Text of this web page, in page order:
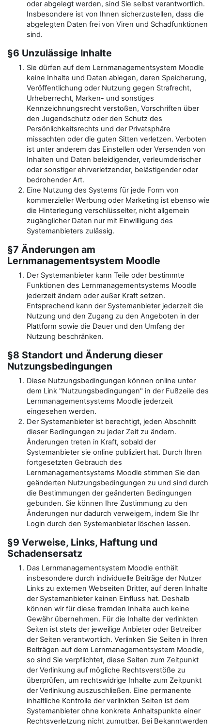
oder abgelegt werden, sind Sie selbst verantwortlich.
Insbesondere ist von Ihnen sicherzustellen, dass die
abgelegten Daten frei von Viren und Schadfunktionen
sind.
§6 Unzulässige Inhalte
Sie dürfen auf dem Lernmanagementsystem Moodle
keine Inhalte und Daten ablegen, deren Speicherung,
Veröffentlichung oder Nutzung gegen Strafrecht,
Urheberrecht, Marken- und sonstiges
Kennzeichnungsrecht verstoßen, Vorschriften über
den Jugendschutz oder den Schutz des
Persönlichkeitsrechts und der Privatsphäre
missachten oder die guten Sitten verletzen. Verboten
ist unter anderem das Einstellen oder Versenden von
Inhalten und Daten beleidigender, verleumderischer
oder sonstiger ehrverletzender, belästigender oder
bedrohender Art.
Eine Nutzung des Systems für jede Form von
kommerzieller Werbung oder Marketing ist ebenso wie
die Hinterlegung verschlüsselter, nicht allgemein
zugänglicher Daten nur mit Einwilligung des
Systemanbieters zulässig.
§7 Änderungen am
Lernmanagementsystem Moodle
Der Systemanbieter kann Teile oder bestimmte
Funktionen des Lernmanagementsystems Moodle
jederzeit ändern oder außer Kraft setzen.
Entsprechend kann der Systemanbieter jederzeit die
Nutzung und den Zugang zu den Angeboten in der
Plattform sowie die Dauer und den Umfang der
Nutzung beschränken.
§8 Standort und Änderung dieser
Nutzungsbedingungen
Diese Nutzungsbedingungen können online unter
dem Link "Nutzungsbedingungen" in der Fußzeile des
Lernmanagementsystems Moodle jederzeit
eingesehen werden.
Der Systemanbieter ist berechtigt, jeden Abschnitt
dieser Bedingungen zu jeder Zeit zu ändern.
Änderungen treten in Kraft, sobald der
Systemanbieter sie online publiziert hat. Durch Ihren
fortgesetzten Gebrauch des
Lernmanagementsystems Moodle stimmen Sie den
geänderten Nutzungsbedingungen zu und sind durch
die Bestimmungen der geänderten Bedingungen
gebunden. Sie können Ihre Zustimmung zu den
Änderungen nur dadurch verweigern, indem Sie Ihr
Login durch den Systemanbieter löschen lassen.
§9 Verweise, Links, Haftung und
Schadensersatz
Das Lernmanagementsystem Moodle enthält
insbesondere durch individuelle Beiträge der Nutzer
Links zu externen Webseiten Dritter, auf deren Inhalte
der Systemanbieter keinen Einfluss hat. Deshalb
können wir für diese fremden Inhalte auch keine
Gewähr übernehmen. Für die Inhalte der verlinkten
Seiten ist stets der jeweilige Anbieter oder Betreiber
der Seiten verantwortlich. Verlinken Sie Seiten in Ihren
Beiträgen auf dem Lernmanagementsystem Moodle,
so sind Sie verpflichtet, diese Seiten zum Zeitpunkt
der Verlinkung auf mögliche Rechtsverstöße zu
überprüfen, um rechtswidrige Inhalte zum Zeitpunkt
der Verlinkung auszuschließen. Eine permanente
inhaltliche Kontrolle der verlinkten Seiten ist dem
Systemanbieter ohne konkrete Anhaltspunkte einer
Rechtsverletzung nicht zumutbar. Bei Bekanntwerden